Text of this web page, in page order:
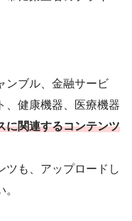
ンブル、金融サービ
、健康機器、医療機器
に関連するコンテンツ
ツも、アップロードし